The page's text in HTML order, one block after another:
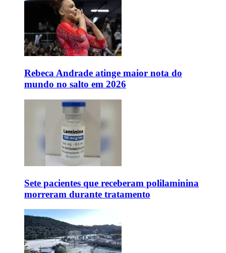
Rebeca Andrade atinge maior nota do
mundo no salto em 2026
Sete pacientes que receberam polilaminina
morreram durante tratamento